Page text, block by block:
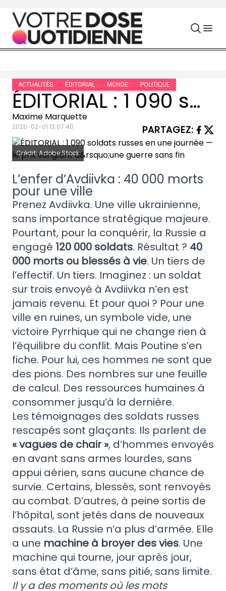
Skip to content
ACTUALITÉS ÉDITORIAL MONDE POLITIQUE
ÉDITORIAL : 1 090 soldats russes en une journée — le prix sanglant d’une guerre sans fin
Maxime Marquette
2026-02-01 13:07:40 PARTAGEZ:
Crédit: Adobe Stock
L’enfer d’Avdiivka : 40 000 morts
pour une ville
Prenez Avdiivka. Une ville ukrainienne,
sans importance stratégique majeure.
Pourtant, pour la conquérir, la Russie a
engagé 120 000 soldats. Résultat ? 40
000 morts ou blessés à vie. Un tiers de
l’effectif. Un tiers. Imaginez : un soldat
sur trois envoyé à Avdiivka n’en est
jamais revenu. Et pour quoi ? Pour une
ville en ruines, un symbole vide, une
victoire Pyrrhique qui ne change rien à
l’équilibre du conflit. Mais Poutine s’en
fiche. Pour lui, ces hommes ne sont que
des pions. Des nombres sur une feuille
de calcul. Des ressources humaines à
consommer jusqu’à la dernière.
Les témoignages des soldats russes
rescapés sont glaçants. Ils parlent de
« vagues de chair », d’hommes envoyés
en avant sans armes lourdes, sans
appui aérien, sans aucune chance de
survie. Certains, blessés, sont renvoyés
au combat. D’autres, à peine sortis de
l’hôpital, sont jetés dans de nouveaux
assauts. La Russie n’a plus d’armée. Elle
a une machine à broyer des vies. Une
machine qui tourne, jour après jour,
sans état d’âme, sans pitié, sans limite.
Il y a des moments où les mots